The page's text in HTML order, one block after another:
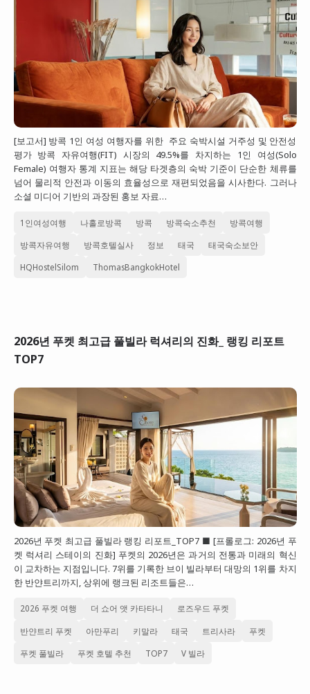
[보고서] 방콕 1인 여성 여행자를 위한 주요 숙박시설 거주성 및 안전성
평가 방콕 자유여행(FIT) 시장의 49.5%를 차지하는 1인 여성(Solo
Female) 여행자 통계 지표는 해당 타겟층의 숙박 기준이 단순한 체류를
넘어 물리적 안전과 이동의 효율성으로 재편되었음을 시사한다. 그러나
소셜 미디어 기반의 과장된 홍보 자료…
1인여성여행 나홀로방콕 방콕 방콕숙소추천 방콕여행
방콕자유여행 방콕호텔실사 정보 태국 태국숙소보안
HQHostelSilom ThomasBangkokHotel
2026년 푸켓 최고급 풀빌라 럭셔리의 진화_ 랭킹 리포트
TOP7
2026년 푸켓 최고급 풀빌라 랭킹 리포트_TOP7 ■ [프롤로그: 2026년 푸
켓 럭셔리 스테이의 진화] 푸켓의 2026년은 과거의 전통과 미래의 혁신
이 교차하는 지점입니다. 7위를 기록한 브이 빌라부터 대망의 1위를 차지
한 반얀트리까지, 상위에 랭크된 리조트들은…
2026 푸켓 여행 더 쇼어 앳 카타타니 로즈우드 푸켓
반얀트리 푸켓 아만푸리 키말라 태국 트리사라 푸켓
푸켓 풀빌라 푸켓 호텔 추천 TOP7 V 빌라